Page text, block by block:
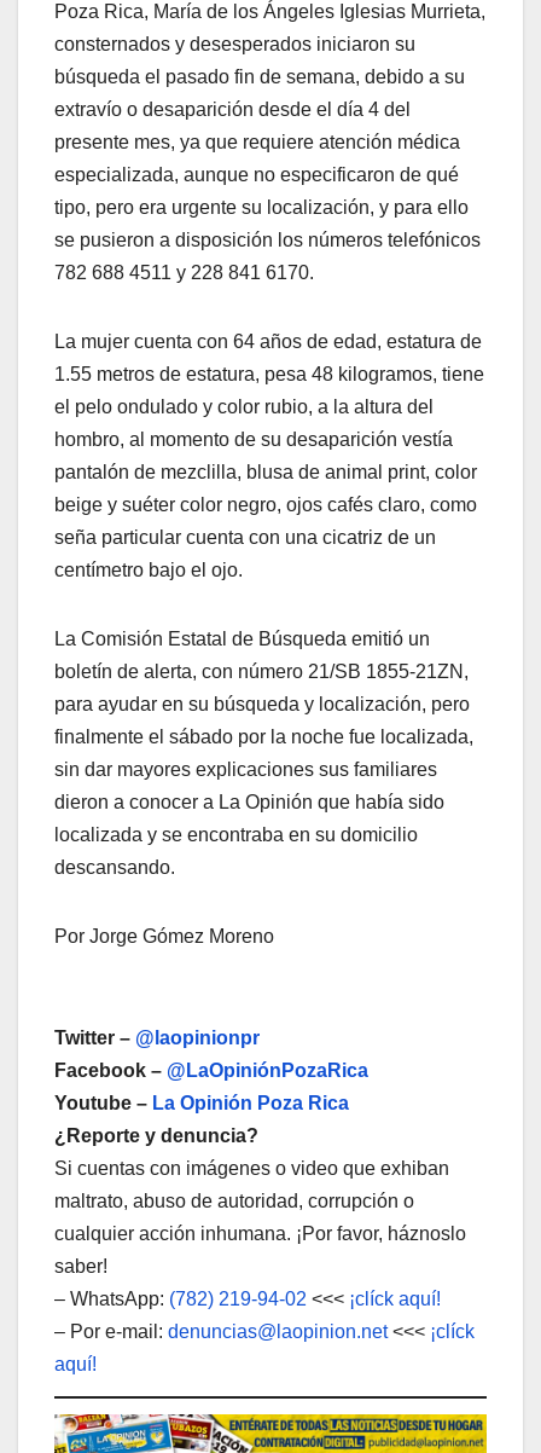
Poza Rica, María de los Ángeles Iglesias Murrieta,
consternados y desesperados iniciaron su
búsqueda el pasado fin de semana, debido a su
extravío o desaparición desde el día 4 del
presente mes, ya que requiere atención médica
especializada, aunque no especificaron de qué
tipo, pero era urgente su localización, y para ello
se pusieron a disposición los números telefónicos
782 688 4511 y 228 841 6170.
La mujer cuenta con 64 años de edad, estatura de
1.55 metros de estatura, pesa 48 kilogramos, tiene
el pelo ondulado y color rubio, a la altura del
hombro, al momento de su desaparición vestía
pantalón de mezclilla, blusa de animal print, color
beige y suéter color negro, ojos cafés claro, como
seña particular cuenta con una cicatriz de un
centímetro bajo el ojo.
La Comisión Estatal de Búsqueda emitió un
boletín de alerta, con número 21/SB 1855-21ZN,
para ayudar en su búsqueda y localización, pero
finalmente el sábado por la noche fue localizada,
sin dar mayores explicaciones sus familiares
dieron a conocer a La Opinión que había sido
localizada y se encontraba en su domicilio
descansando.
Por Jorge Gómez Moreno
Twitter – @laopinionpr
Facebook – @LaOpiniónPozaRica
Youtube – La Opinión Poza Rica
¿Reporte y denuncia?
Si cuentas con imágenes o video que exhiban
maltrato, abuso de autoridad, corrupción o
cualquier acción inhumana. ¡Por favor, háznoslo
saber!
– WhatsApp: (782) 219-94-02 <<< ¡clíck aquí!
– Por e-mail: denuncias@laopinion.net<<< ¡clíck
aquí!